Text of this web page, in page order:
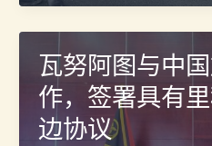
人
豐
捷
星
航
空
瓦努阿图与中
作，签署具有
边协议